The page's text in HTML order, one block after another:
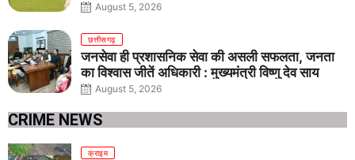
August 5, 2026
छत्तीसगढ़
जनसेवा ही प्रशासनिक सेवा की असली सफलता, जनता
का विश्वास जीतें अधिकारी : मुख्यमंत्री विष्णु देव साय
August 5, 2026
CRIME NEWS
क्राइम